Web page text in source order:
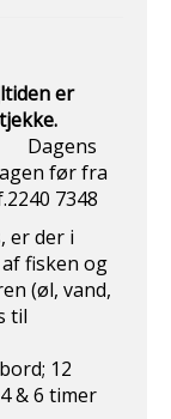
er
tjekke.
før fra
7348
er der i
fisken og
(øl, vand,
til
12
& 6 timer